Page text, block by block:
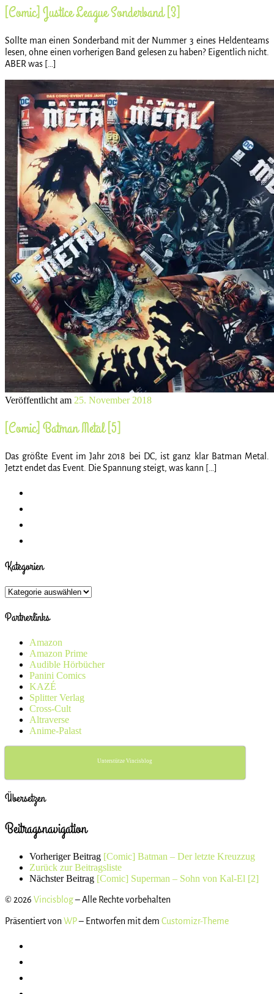
[Comic] Justice League Sonderband [3]
Sollte man einen Sonderband mit der Nummer 3 eines Heldenteams
lesen, ohne einen vorherigen Band gelesen zu haben? Eigentlich nicht.
ABER was […]
Veröffentlicht am 25. November 2018
[Comic] Batman Metal [5]
Das größte Event im Jahr 2018 bei DC, ist ganz klar Batman Metal.
Jetzt endet das Event. Die Spannung steigt, was kann […]
Kategorien
Kategorien
Partnerlinks
Amazon
Amazon Prime
Audible Hörbücher
Panini Comics
KAZÉ
Splitter Verlag
Cross-Cult
Altraverse
Anime-Palast
Unterstütze Vincisblog
Übersetzen
Beitragsnavigation
Vorheriger Beitrag [Comic] Batman – Der letzte Kreuzzug
Zurück zur Beitragsliste
Nächster Beitrag [Comic] Superman – Sohn von Kal-El [2]
© 2026 Vincisblog– Alle Rechte vorbehalten
Präsentiert von WP– Entworfen mit dem Customizr-Theme